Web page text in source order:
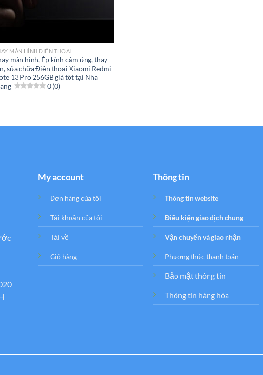
MÀN HÌNH ĐIỆN THOẠI
màn hình, Ép kính cảm ứng, thay
sửa chữa Điện thoại Xiaomi Redmi
13 Pro 256GB giá tốt tại Nha
0 (0)
My account
Đơn hàng của tôi
Tải khoản của tôi
Tải về
Giỏ hàng
Thông tin
Thông tin website
Điều kiện giao dịch chung
Vận chuyển và giao nhận
Phương thức thanh toán
Bảo mật thông tin
Thông tin hàng hóa